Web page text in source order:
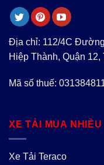
Địa chỉ: 112/4C
Hiệp Thành, Quận 12,
Mã số thuế:
XE TẢI MUA NHIỀU
Xe Tải Teraco